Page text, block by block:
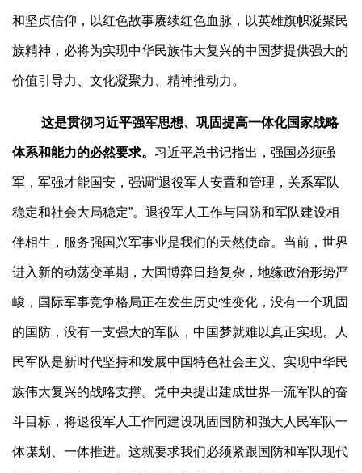
和坚贞信仰，以红色故事赓续红色血脉，以英雄旗帜凝聚民
族精神，必将为实现中华民族伟大复兴的中国梦提供强大的
价值引导力、文化凝聚力、精神推动力。
这是贯彻习近平强军思想、巩固提高一体化国家战略
体系和能力的必然要求。 习近平总书记指出，强国必须强
军，军强才能国安，强调“退役军人安置和管理，关系军队
稳定和社会大局稳定”。退役军人工作与国防和军队建设相
伴相生，服务强国兴军事业是我们的天然使命。当前，世界
进入新的动荡变革期，大国博弈日趋复杂，地缘政治形势严
峻，国际军事竞争格局正在发生历史性变化，没有一个巩固
的国防，没有一支强大的军队，中国梦就难以真正实现。人
民军队是新时代坚持和发展中国特色社会主义、实现中华民
族伟大复兴的战略支撑。党中央提出建成世界一流军队的奋
斗目标，将退役军人工作同建设巩固国防和强大人民军队一
体谋划、一体推进。这就要求我们必须紧跟国防和军队现代